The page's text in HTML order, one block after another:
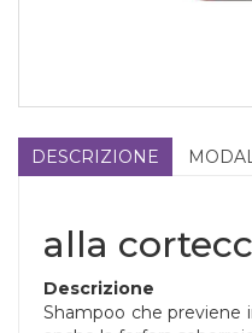
DESCRIZIONE
alla
Descrizione
Shampoo che previene